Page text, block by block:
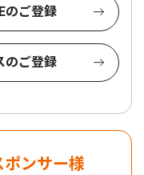
のご登録
のご登録
ンサー様